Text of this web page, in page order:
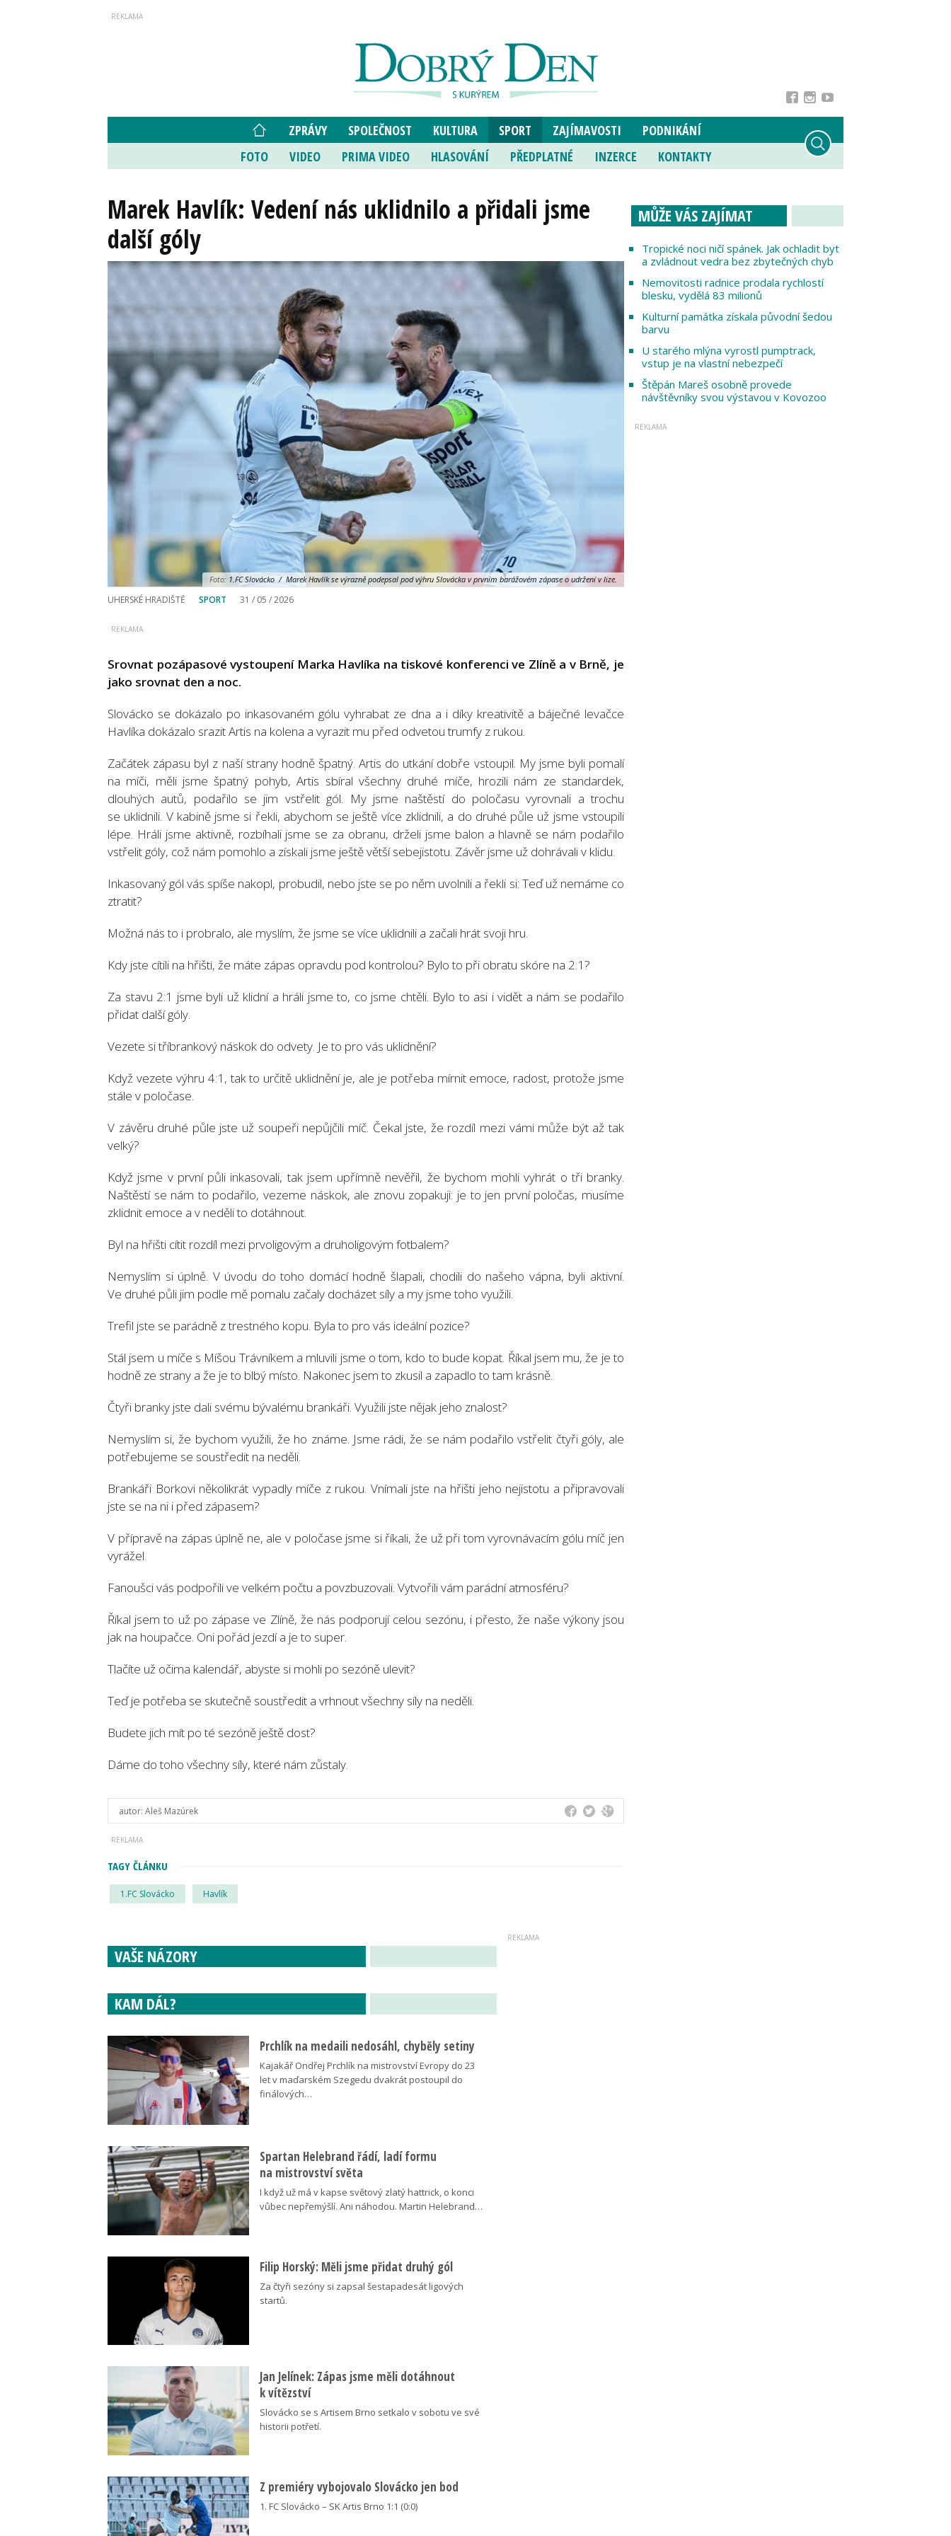
ZPRÁVY SPOLEČNOST KULTURA SPORT ZAJÍMAVOSTI
PODNIKÁNÍ
FOTO
VIDEO PRIMA VIDEO HLASOVÁNÍ PŘEDPLATNÉ INZERCE KONTAKTY
Marek Havlík: Vedení nás uklidnilo a přidali jsme
další góly
Foto: 1.FC Slovácko / Marek Havlík se výrazně podepsal pod výhru Slovácka v prvním barážovém zápase o udržení v lize.
UHERSKÉ HRADIŠTĚ SPORT 31 / 05 / 2026
Srovnat pozápasové vystoupení Marka Havlíka na tiskové konferenci ve Zlíně a v Brně, je
jako srovnat den a noc.
Slovácko se dokázalo po inkasovaném gólu vyhrabat ze dna a i díky kreativitě a báječné levačce
Havlíka dokázalo srazit Artis na kolena a vyrazit mu před odvetou trumfy z rukou.
Začátek zápasu byl z naší strany hodně špatný. Artis do utkání dobře vstoupil. My jsme byli pomalí
na míči, měli jsme špatný pohyb, Artis sbíral všechny druhé míče, hrozili nám ze standardek,
dlouhých autů, podařilo se jim vstřelit gól. My jsme naštěstí do poločasu vyrovnali a trochu
se uklidnili. V kabině jsme si řekli, abychom se ještě více zklidnili, a do druhé půle už jsme vstoupili
lépe. Hráli jsme aktivně, rozbíhali jsme se za obranu, drželi jsme balon a hlavně se nám podařilo
vstřelit góly, což nám pomohlo a získali jsme ještě větší sebejistotu. Závěr jsme už dohrávali v klidu.
Inkasovaný gól vás spíše nakopl, probudil, nebo jste se po něm uvolnili a řekli si: Teď už nemáme co
ztratit?
Možná nás to i probralo, ale myslím, že jsme se více uklidnili a začali hrát svoji hru.
Kdy jste cítili na hřišti, že máte zápas opravdu pod kontrolou? Bylo to při obratu skóre na 2:1?
Za stavu 2:1 jsme byli už klidní a hráli jsme to, co jsme chtěli. Bylo to asi i vidět a nám se podařilo
přidat další góly.
Vezete si tříbrankový náskok do odvety. Je to pro vás uklidnění?
Když vezete výhru 4:1, tak to určitě uklidnění je, ale je potřeba mírnit emoce, radost, protože jsme
stále v poločase.
V závěru druhé půle jste už soupeři nepůjčili míč. Čekal jste, že rozdíl mezi vámi může být až tak
velký?
Když jsme v první půli inkasovali, tak jsem upřímně nevěřil, že bychom mohli vyhrát o tři branky.
Naštěstí se nám to podařilo, vezeme náskok, ale znovu zopakuji: je to jen první poločas, musíme
zklidnit emoce a v neděli to dotáhnout.
Byl na hřišti cítit rozdíl mezi prvoligovým a druholigovým fotbalem?
Nemyslím si úplně. V úvodu do toho domácí hodně šlapali, chodili do našeho vápna, byli aktivní.
Ve druhé půli jim podle mě pomalu začaly docházet síly a my jsme toho využili.
Trefil jste se parádně z trestného kopu. Byla to pro vás ideální pozice?
Stál jsem u míče s Míšou Trávníkem a mluvili jsme o tom, kdo to bude kopat. Říkal jsem mu, že je to
hodně ze strany a že je to blbý místo. Nakonec jsem to zkusil a zapadlo to tam krásně.
Čtyři branky jste dali svému bývalému brankáři. Využili jste nějak jeho znalost?
Nemyslím si, že bychom využili, že ho známe. Jsme rádi, že se nám podařilo vstřelit čtyři góly, ale
potřebujeme se soustředit na neděli.
Brankáři Borkovi několikrát vypadly míče z rukou. Vnímali jste na hřišti jeho nejistotu a připravovali
jste se na ni i před zápasem?
V přípravě na zápas úplně ne, ale v poločase jsme si říkali, že už při tom vyrovnávacím gólu míč jen
vyrážel.
Fanoušci vás podpořili ve velkém počtu a povzbuzovali. Vytvořili vám parádní atmosféru?
Říkal jsem to už po zápase ve Zlíně, že nás podporují celou sezónu, i přesto, že naše výkony jsou
jak na houpačce. Oni pořád jezdí a je to super.
Tlačíte už očima kalendář, abyste si mohli po sezóně ulevit?
Teď je potřeba se skutečně soustředit a vrhnout všechny síly na neděli.
Budete jich mít po té sezóně ještě dost?
Dáme do toho všechny síly, které nám zůstaly.
autor: Aleš Mazúrek
TAGY ČLÁNKU
1.FC Slovácko Havlík
MŮŽE VÁS ZAJÍMAT
Tropické noci ničí spánek. Jak ochladit byt
a zvládnout vedra bez zbytečných chyb
Nemovitosti radnice prodala rychlostí
blesku, vydělá 83 milionů
Kulturní památka získala původní šedou
barvu
U starého mlýna vyrostl pumptrack,
vstup je na vlastní nebezpečí
Štěpán Mareš osobně provede
návštěvníky svou výstavou v Kovozoo
VAŠE NÁZORY
KAM DÁL?
Prchlík na medaili nedosáhl, chyběly setiny
Kajakář Ondřej Prchlík na mistrovství Evropy do 23
let v maďarském Szegedu dvakrát postoupil do
finálových…
Spartan Helebrand řádí, ladí formu
na mistrovství světa
I když už má v kapse světový zlatý hattrick, o konci
vůbec nepřemýšlí. Ani náhodou. Martin Helebrand…
Filip Horský: Měli jsme přidat druhý gól
Za čtyři sezóny si zapsal šestapadesát ligových
startů.
Jan Jelínek: Zápas jsme měli dotáhnout
k vítězství
Slovácko se s Artisem Brno setkalo v sobotu ve své
historii potřetí.
Z premiéry vybojovalo Slovácko jen bod
1. FC Slovácko – SK Artis Brno 1:1 (0:0)